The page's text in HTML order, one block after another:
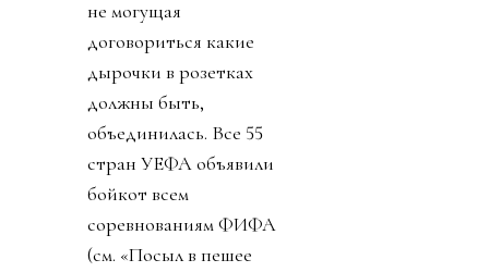
не могущая
договориться какие
дырочки в розетках
должны быть,
объединилась. Все 55
стран УЕФА объявили
бойкот всем
соревнованиям ФИФА
(см. «Посыл в пешее